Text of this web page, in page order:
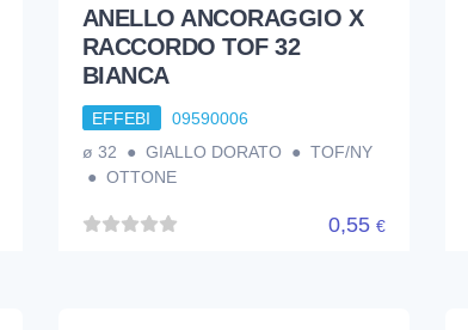
ANELLO ANCORAGGIO X
RACCORDO TOF 32
BIANCA
EFFEBI
09590006
ø 32 ● GIALLO DORATO ● TOF/NY
● OTTONE
0,55€